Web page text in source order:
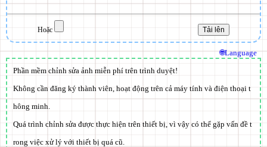
Hoặc
Phần mềm chỉnh sửa ảnh miễn phí trên trình duyệt!
Không cần đăng ký thành viên, hoạt động trên cả máy tính và điện thoại t
hông minh.
Quá trình chỉnh sửa được thực hiện trên thiết bị, vì vậy có thể gặp vấn đề t
rong việc xử lý với thiết bị quá cũ.
🌐Language